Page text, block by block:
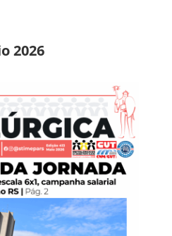
2026